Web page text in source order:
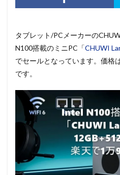
タブレット/PCメーカーの
N100搭載のミニPC「CHUWI
でセールとなっています。価格
です。